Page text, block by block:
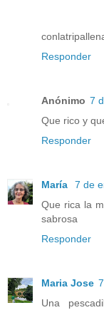
Responder
Anónimo 7
Que rico y
Responder
María
7 de
Que rica la
sabrosa
Responder
Maria Jose
Una